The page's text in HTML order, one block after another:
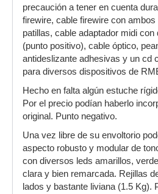
precaución a tener en cuenta
firewire, cable firewire con
patillas, cable adaptador midi
(punto positivo), cable óptico,
antideslizante adhesivas y un cd
para diversos dispositivos de
Hecho en falta algún estuche
Por el precio podían haberlo
original. Punto negativo.
Una vez libre de su envoltorio
aspecto robusto y modular de
con diversos leds amarillos,
clara y bien remarcada. Rejillas
lados y bastante liviana (1.5 Kg).